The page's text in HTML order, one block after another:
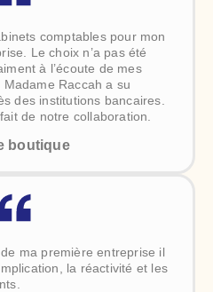
comptables pour mon
Le choix n’a pas été
à l’écoute de mes
Raccah a su
des institutions bancaires.
de notre collaboration.
boutique
ma première entreprise il
la réactivité et les